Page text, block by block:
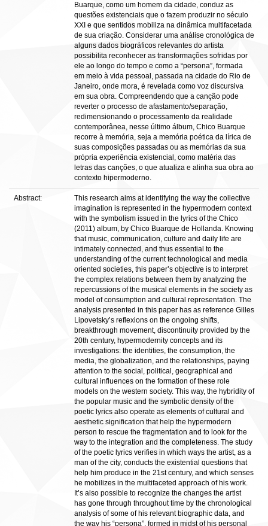
Buarque, como um homem da cidade, conduz as
questões existenciais que o fazem produzir no século
XXI e que sentidos mobiliza na dinâmica multifacetada
de sua criação. Considerar uma análise cronológica de
alguns dados biográficos relevantes do artista
possibilita reconhecer as transformações sofridas por
ele ao longo do tempo e como a “persona”, formada
em meio à vida pessoal, passada na cidade do Rio de
Janeiro, onde mora, é revelada como voz discursiva
em sua obra. Compreendendo que a canção pode
reverter o processo de afastamento/separação,
redimensionando o processamento da realidade
contemporânea, nesse último álbum, Chico Buarque
recorre à memória, seja a memória poética da lírica de
suas composições passadas ou as memórias da sua
própria experiência existencial, como matéria das
letras das canções, o que atualiza e alinha sua obra ao
contexto hipermoderno.
Abstract:
This research aims at identifying the way the collective
imagination is represented in the hypermodern context
with the symbolism issued in the lyrics of the Chico
(2011) album, by Chico Buarque de Hollanda. Knowing
that music, communication, culture and daily life are
intimately connected, and thus essential to the
understanding of the current technological and media
oriented societies, this paper’s objective is to interpret
the complex relations between them by analyzing the
repercussions of the musical elements in the society as
model of consumption and cultural representation. The
analysis presented in this paper has as reference Gilles
Lipovetsky’s reflexions on the ongoing shifts,
breakthrough movement, discontinuity provided by the
20th century, hypermodernity concepts and its
investigations: the identities, the consumption, the
media, the globalization, and the relationships, paying
attention to the social, political, geographical and
cultural influences on the formation of these role
models on the western society. This way, the hybridity of
the popular music and the symbolic density of the
poetic lyrics also operate as elements of cultural and
aesthetic signification that help the hypermodern
person to rescue the fragmentation and to look for the
way to the integration and the completeness. The study
of the poetic lyrics verifies in which ways the artist, as a
man of the city, conducts the existential questions that
help him produce in the 21st century, and which senses
he mobilizes in the multifaceted approach of his work.
It’s also possible to recognize the changes the artist
has gone through throughout time by the chronological
analysis of some of his relevant biographic data, and
the way his “persona”, formed in midst of his personal